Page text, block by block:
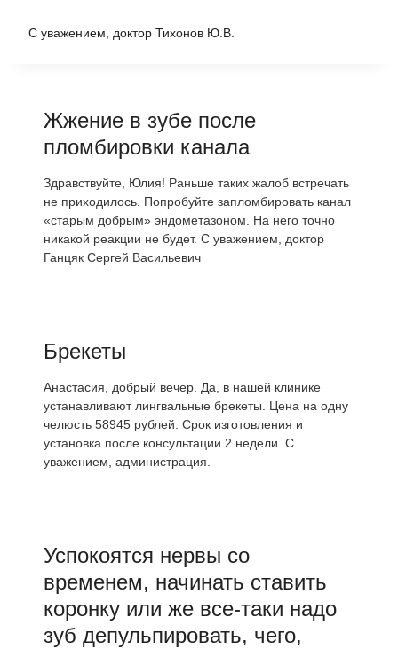
С уважением, доктор Тихонов Ю.В.
Жжение в зубе после
пломбировки канала
Здравствуйте, Юлия! Раньше таких жалоб встречать
не приходилось. Попробуйте запломбировать канал
«старым добрым» эндометазоном. На него точно
никакой реакции не будет. С уважением, доктор
Ганцяк Сергей Васильевич
Брекеты
Анастасия, добрый вечер. Да, в нашей клинике
устанавливают лингвальные брекеты. Цена на одну
челюсть 58945 рублей. Срок изготовления и
установка после консультации 2 недели. С
уважением, администрация.
Успокоятся нервы со
временем, начинать ставить
коронку или же все-таки надо
зуб депульпировать, чего,